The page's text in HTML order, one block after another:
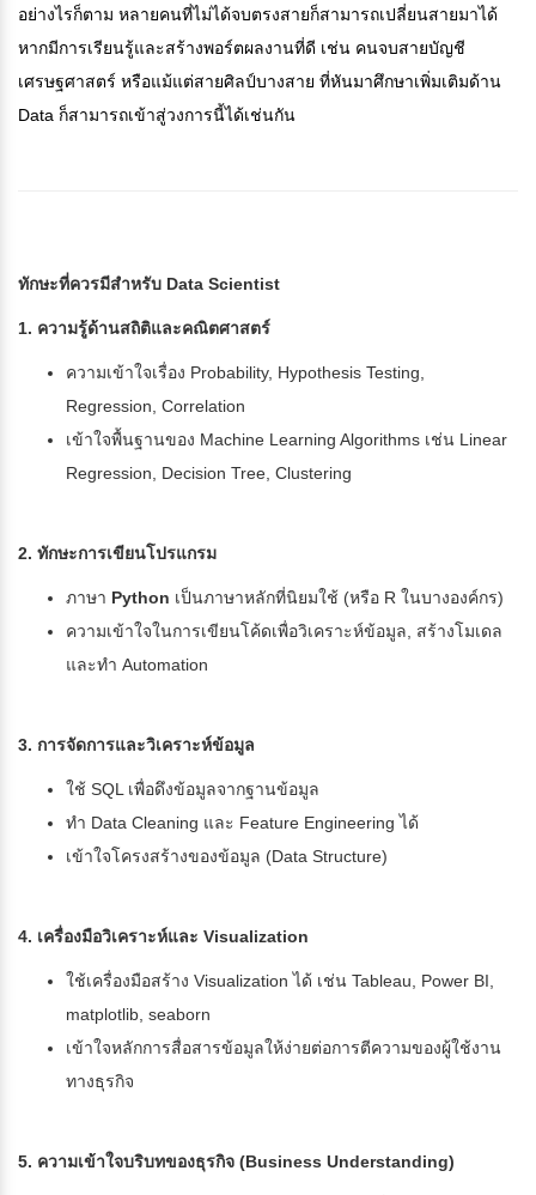
อย่างไรก็ตาม หลายคนที่ไม่ได้จบตรงสายก็สามารถเปลี่ยนสายมาได้
หากมีการเรียนรู้และสร้างพอร์ตผลงานที่ดี เช่น คนจบสายบัญชี
เศรษฐศาสตร์ หรือแม้แต่สายศิลป์บางสาย ที่หันมาศึกษาเพิ่มเติมด้าน
Data ก็สามารถเข้าสู่วงการนี้ได้เช่นกัน
ทักษะที่ควรมีสำหรับ Data Scientist
1. ความรู้ด้านสถิติและคณิตศาสตร์
ความเข้าใจเรื่อง Probability, Hypothesis Testing,
Regression, Correlation
เข้าใจพื้นฐานของ Machine Learning Algorithms เช่น Linear
Regression, Decision Tree, Clustering
2. ทักษะการเขียนโปรแกรม
ภาษา Python เป็นภาษาหลักที่นิยมใช้ (หรือ R ในบางองค์กร)
ความเข้าใจในการเขียนโค้ดเพื่อวิเคราะห์ข้อมูล, สร้างโมเดล
และทำ Automation
3. การจัดการและวิเคราะห์ข้อมูล
ใช้ SQL เพื่อดึงข้อมูลจากฐานข้อมูล
ทำ Data Cleaning และ Feature Engineering ได้
เข้าใจโครงสร้างของข้อมูล (Data Structure)
4. เครื่องมือวิเคราะห์และ Visualization
ใช้เครื่องมือสร้าง Visualization ได้ เช่น Tableau, Power BI,
matplotlib, seaborn
เข้าใจหลักการสื่อสารข้อมูลให้ง่ายต่อการตีความของผู้ใช้งาน
ทางธุรกิจ
5. ความเข้าใจบริบทของธุรกิจ (Business Understanding)